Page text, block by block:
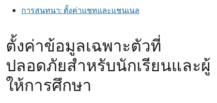
การสนทนา: ตั้งค่าแชทและแชนเนล
ตั้งค่าข้อมูลเฉพาะตัวที่
ปลอดภัยสำหรับนักเรียนและผู้
ให้การศึกษา